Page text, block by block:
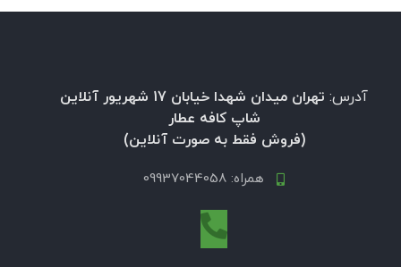
آدرس:
تهران میدان شهدا خیابان 17 شهریور آنلاین
شاپ کافه عطار
(فروش فقط به صورت آنلاین)
همراه: 09937044058